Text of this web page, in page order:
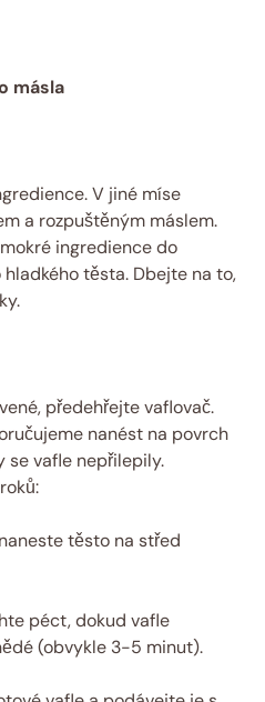
másla
V jiné míse
a rozpuštěným máslem.
ingredience do
těsta. Dbejte na to,
předehřejte vaflovač.
nanést na povrch
se vafle nepřilepily.
těsto na střed
péct, dokud vafle
(obvykle 3-5 minut).